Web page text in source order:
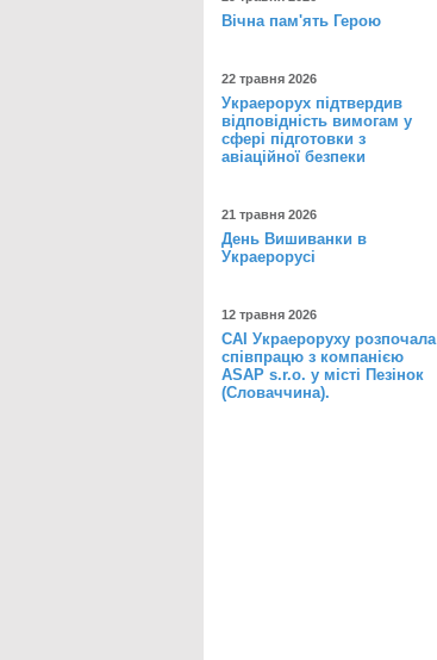
Вічна пам'ять Герою
22 травня 2026
Украерорух підтвердив
відповідність вимогам у
сфері підготовки з
авіаційної безпеки
21 травня 2026
День Вишиванки в
Украерорусі
12 травня 2026
САІ Украероруху розпочала
співпрацю з компанією
ASAP s.r.o. у місті Пезінок
(Словаччина).